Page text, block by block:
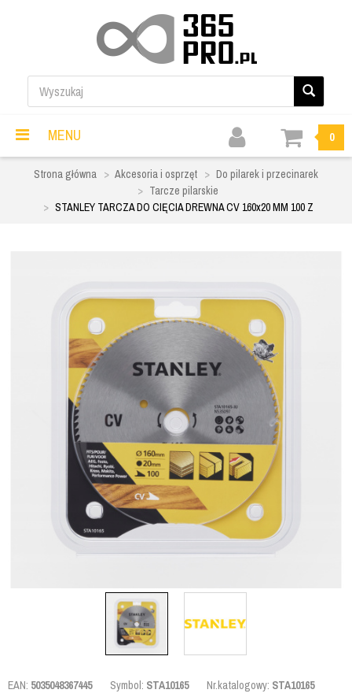
MENU 0
Strona główna Akcesoria i osprzęt
Do pilarek i przecinarek
Tarcze pilarskie
STANLEY TARCZA DO CIĘCIA DREWNA CV 160x20 MM 100 Z
EAN: 5035048367445 Symbol: STA10165 Nr.katalogowy: STA10165